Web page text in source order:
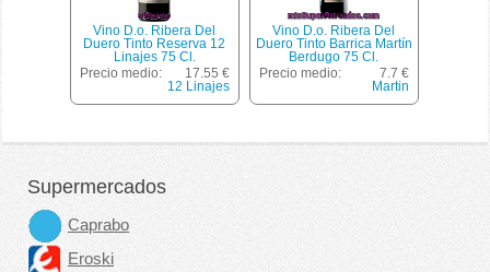
Vino D.o. Ribera Del
Duero Tinto Reserva 12
Linajes 75 Cl.
Precio medio:
17.55 €
12 Linajes
Vino D.o. Ribera Del
Duero Tinto Barrica Martín
Berdugo 75 Cl.
Precio medio:
7.7 €
Martin
Supermercados
Caprabo
Eroski